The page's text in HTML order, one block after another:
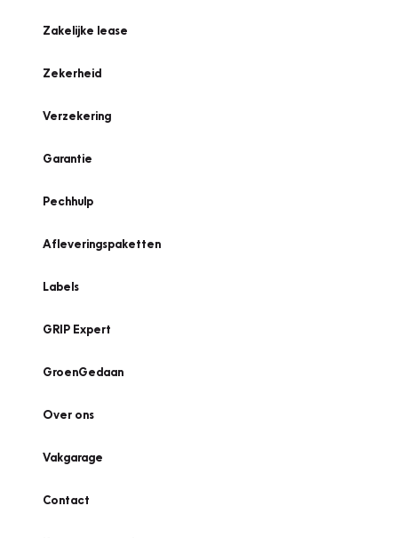
Zakelijke lease
Zekerheid
Verzekering
Garantie
Pechhulp
Afleveringspaketten
Labels
GRIP Expert
GroenGedaan
Over ons
Vakgarage
Contact